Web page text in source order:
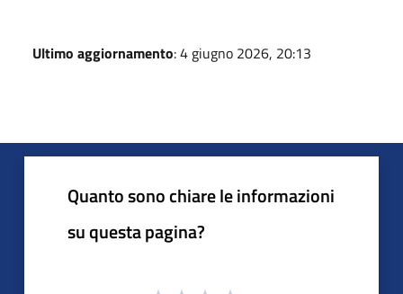
Ultimo aggiornamento: 4 giugno 2026, 20:13
Quanto sono chiare le informazioni
su questa pagina?